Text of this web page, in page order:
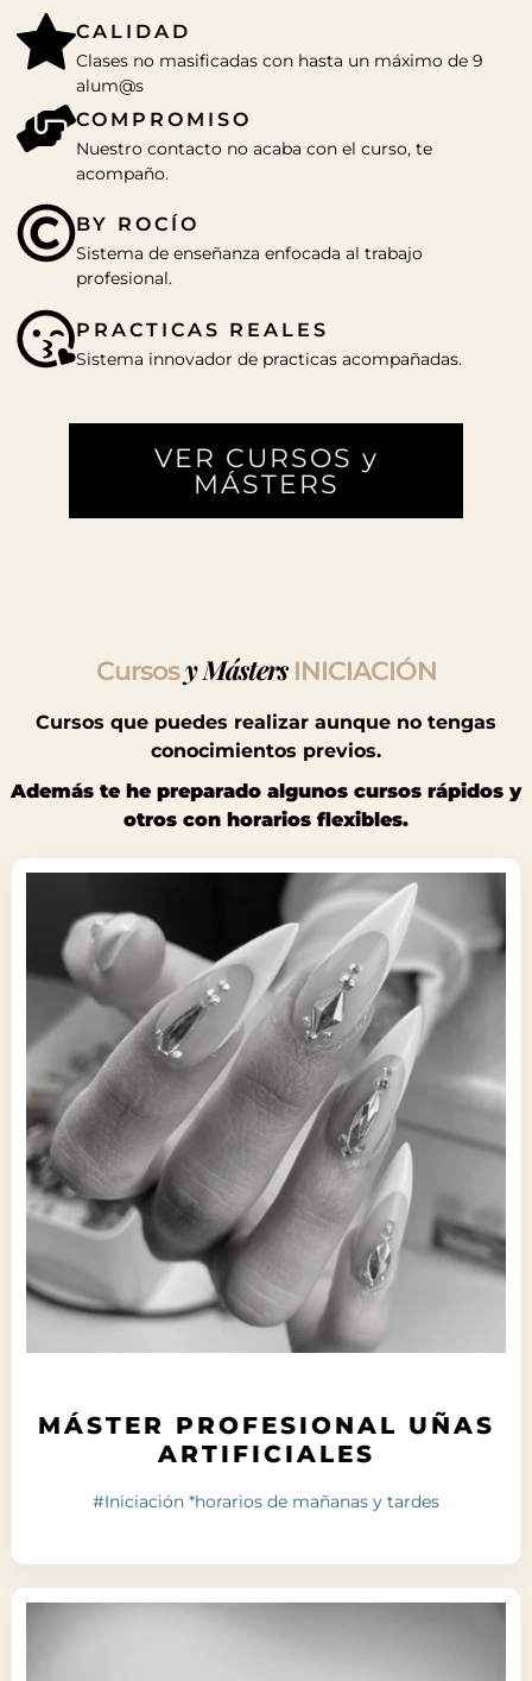
CALIDAD
Clases no masificadas con hasta un máximo de 9
alum@s
COMPROMISO
Nuestro contacto no acaba con el curso, te
acompaño.
BY ROCÍO
Sistema de enseñanza enfocada al trabajo
profesional.
PRACTICAS REALES
Sistema innovador de practicas acompañadas.
VER CURSOS y
MÁSTERS
Cursosy MástersINICIACIÓN
Cursos que puedes realizar aunque no tengas
conocimientos previos.
Además te he preparado algunos cursos rápidos y
otros con horarios flexibles.
MÁSTER PROFESIONAL UÑAS
ARTIFICIALES
#Iniciación *horarios de mañanas y tardes